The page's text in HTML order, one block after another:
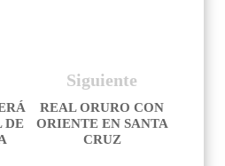
Siguiente
REAL ORURO CON
ORIENTE EN SANTA
CRUZ
DE